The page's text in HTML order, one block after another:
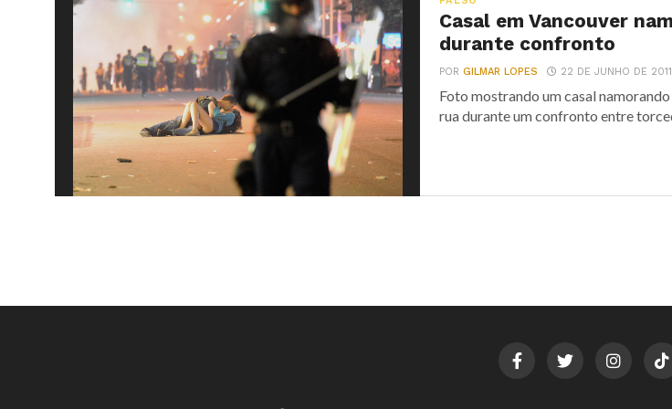
Casal em Vancouver
durante confronto
PORGILMAR LOPES 22 DE JUNHO DE 2011
Foto mostrando um casal
rua durante um confronto entre